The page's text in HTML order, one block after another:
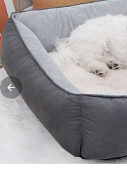
Previous slide